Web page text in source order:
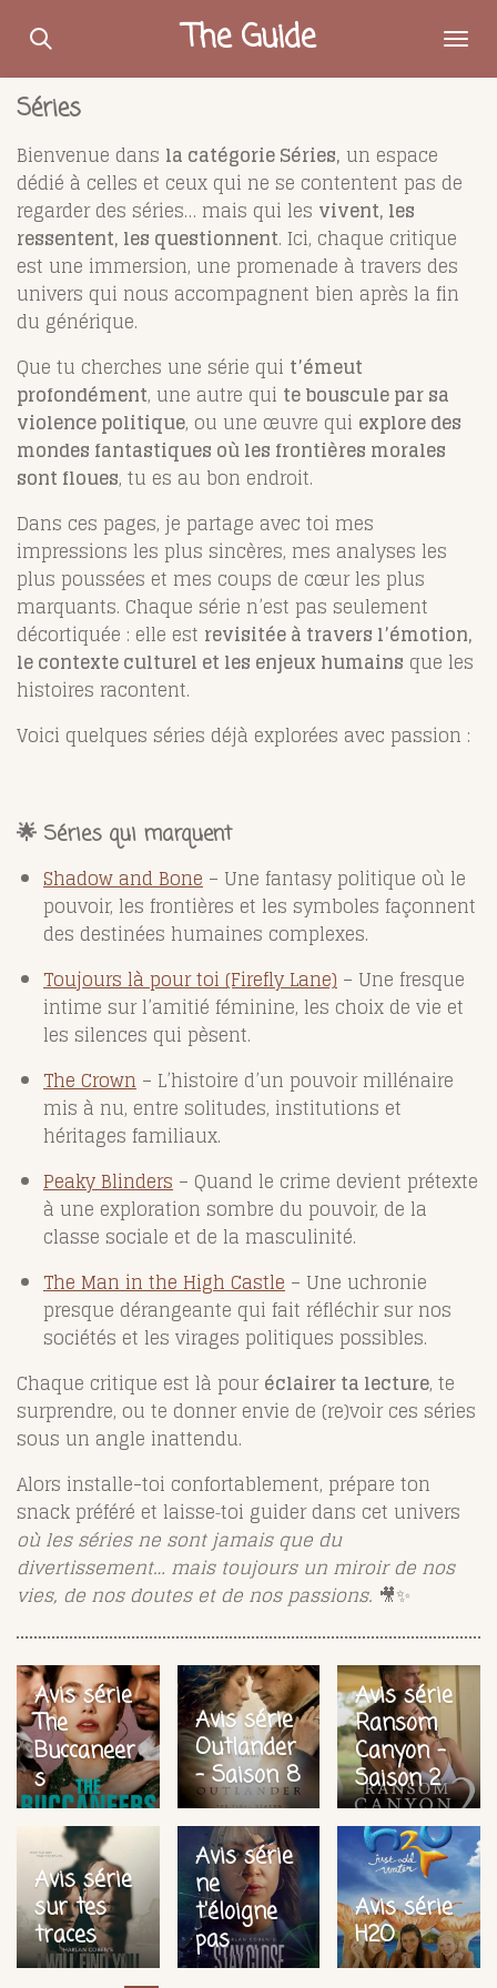
Passer
contenu
principal
The Guide
Séries
Bienvenue dans la catégorie Séries, un espace
dédié à celles et ceux qui ne se contentent pas de
regarder des séries… mais qui les vivent, les
ressentent, les questionnent. Ici, chaque critique
est une immersion, une promenade à travers des
univers qui nous accompagnent bien après la fin
du générique.
Que tu cherches une série qui t’émeut
profondément, une autre qui te bouscule par sa
violence politique, ou une œuvre qui explore des
mondes fantastiques où les frontières morales
sont floues, tu es au bon endroit.
Dans ces pages, je partage avec toi mes
impressions les plus sincères, mes analyses les
plus poussées et mes coups de cœur les plus
marquants. Chaque série n’est pas seulement
décortiquée : elle est revisitée à travers l’émotion,
le contexte culturel et les enjeux humains que les
histoires racontent.
Voici quelques séries déjà explorées avec passion :
🌟 Séries qui marquent
Shadow and Bone – Une fantasy politique où le
pouvoir, les frontières et les symboles façonnent
des destinées humaines complexes.
Toujours là pour toi (Firefly Lane) – Une fresque
intime sur l’amitié féminine, les choix de vie et
les silences qui pèsent.
The Crown – L’histoire d’un pouvoir millénaire
mis à nu, entre solitudes, institutions et
héritages familiaux.
Peaky Blinders – Quand le crime devient prétexte
à une exploration sombre du pouvoir, de la
classe sociale et de la masculinité.
The Man in the High Castle – Une uchronie
presque dérangeante qui fait réfléchir sur nos
sociétés et les virages politiques possibles.
Chaque critique est là pouréclairer ta lecture, te
surprendre, ou te donner envie de (re)voir ces séries
sous un angle inattendu.
Alors installe-toi confortablement, prépare ton
snack préféré et laisse‑toi guider dans cet univers
où les séries ne sont jamais que du
divertissement… mais toujours un miroir de nos
vies, de nos doutes et de nos passions. 🎥✨
Avis série
The
Buccaneer
s
Avis série
Outlander
- Saison 8
Avis série
Ransom
Canyon -
Saison 2
Avis série
sur tes
traces
Avis série
ne
t'éloigne
pas
Avis série
H2O